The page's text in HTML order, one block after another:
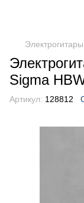
Электрогитары
Sigma
Артикул: 128812